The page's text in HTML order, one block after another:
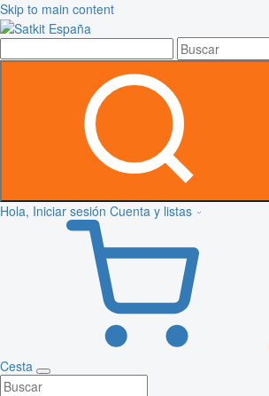
Skip to main content
Hola, Iniciar sesión Cuenta y listas
Cesta